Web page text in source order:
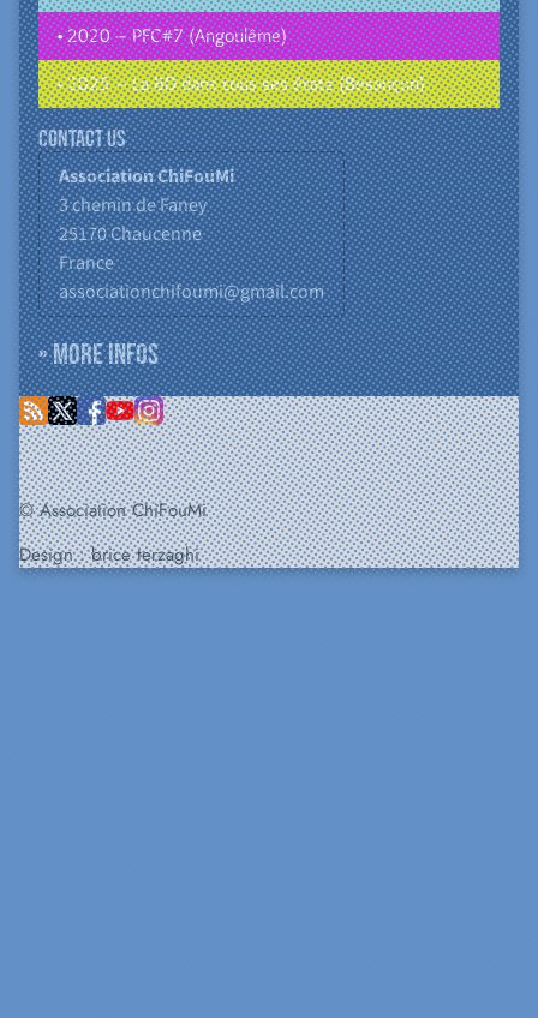
• 2020 – PFC#7 (Angoulême)
• 2025 – La BD dans tous ses états (Besançon)
Contact us
Association ChiFouMi
3 chemin de Faney
25170Chaucenne
France
associationchifoumi@gmail.com
» More infos
© Association ChiFouMi
Design :brice terzaghi